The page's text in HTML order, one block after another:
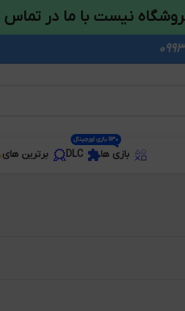
بازی ها
1130 بازی اورجینال
DLC برترین های
نیست با ما در تماس